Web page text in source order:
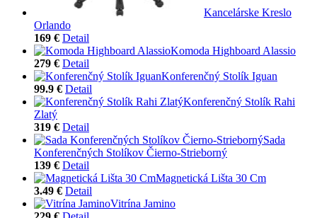
Kancelárske Kreslo
Orlando
169 € Detail
Komoda Highboard Alassio
279 € Detail
Konferenčný Stolík Iguan
99.9 € Detail
Konferenčný Stolík Rahi
Zlatý
319 € Detail
Sada
Konferenčných Stolíkov Čierno-Strieborný
139 € Detail
Magnetická Lišta 30 Cm
3.49 € Detail
Vitrína Jamino